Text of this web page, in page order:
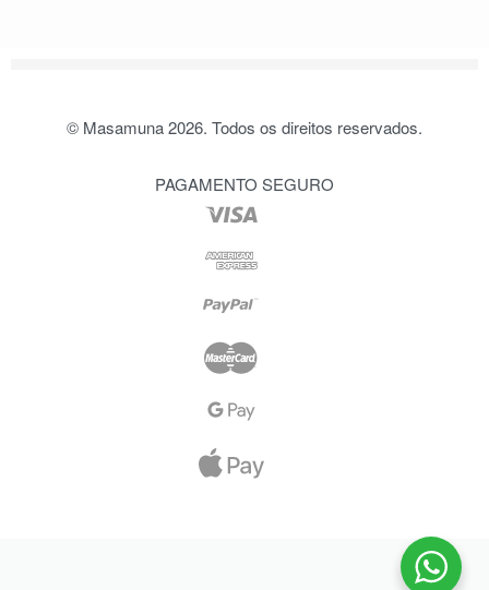
© Masamuna 2026. Todos os direitos reservados.
PAGAMENTO SEGURO